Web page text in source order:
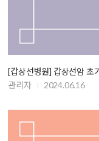
[갑상선병원] 갑상선암 초
관리자
2024.06.16